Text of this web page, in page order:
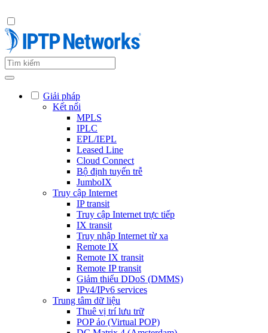
Giải pháp
Kết nối
MPLS
IPLC
EPL/IEPL
Leased Line
Cloud Connect
Bộ định tuyến trễ
JumboIX
Truy cập Internet
IP transit
Truy cập Internet trực tiếp
IX transit
Truy nhập Internet từ xa
Remote IX
Remote IX transit
Remote IP transit
Giảm thiểu DDoS (DMMS)
IPv4/IPv6 services
Trung tâm dữ liệu
Thuê vị trí lưu trữ
POP ảo (Virtual POP)